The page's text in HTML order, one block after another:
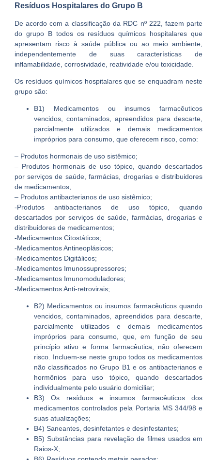
Resíduos Hospitalares do Grupo B
De acordo com a classificação da RDC nº 222, fazem parte
do grupo B todos os resíduos químicos hospitalares que
apresentam risco à saúde pública ou ao meio ambiente,
independentemente de suas características de
inflamabilidade, corrosividade, reatividade e/ou toxicidade.
Os resíduos químicos hospitalares que se enquadram neste
grupo são:
B1) Medicamentos ou insumos farmacêuticos
vencidos, contaminados, apreendidos para descarte,
parcialmente utilizados e demais medicamentos
impróprios para consumo, que oferecem risco, como:
– Produtos hormonais de uso sistêmico;
– Produtos hormonais de uso tópico, quando descartados
por serviços de saúde, farmácias, drogarias e distribuidores
de medicamentos;
– Produtos antibacterianos de uso sistêmico;
-Produtos antibacterianos de uso tópico, quando
descartados por serviços de saúde, farmácias, drogarias e
distribuidores de medicamentos;
-Medicamentos Citostáticos;
-Medicamentos Antineoplásicos;
-Medicamentos Digitálicos;
-Medicamentos Imunossupressores;
-Medicamentos Imunomoduladores;
-Medicamentos Anti-retrovirais;
B2) Medicamentos ou insumos farmacêuticos quando
vencidos, contaminados, apreendidos para descarte,
parcialmente utilizados e demais medicamentos
impróprios para consumo, que, em função de seu
princípio ativo e forma farmacêutica, não oferecem
risco. Incluem-se neste grupo todos os medicamentos
não classificados no Grupo B1 e os antibacterianos e
hormônios para uso tópico, quando descartados
individualmente pelo usuário domiciliar;
B3) Os resíduos e insumos farmacêuticos dos
medicamentos controlados pela Portaria MS 344/98 e
suas atualizações;
B4) Saneantes, desinfetantes e desinfestantes;
B5) Substâncias para revelação de filmes usados em
Raios-X;